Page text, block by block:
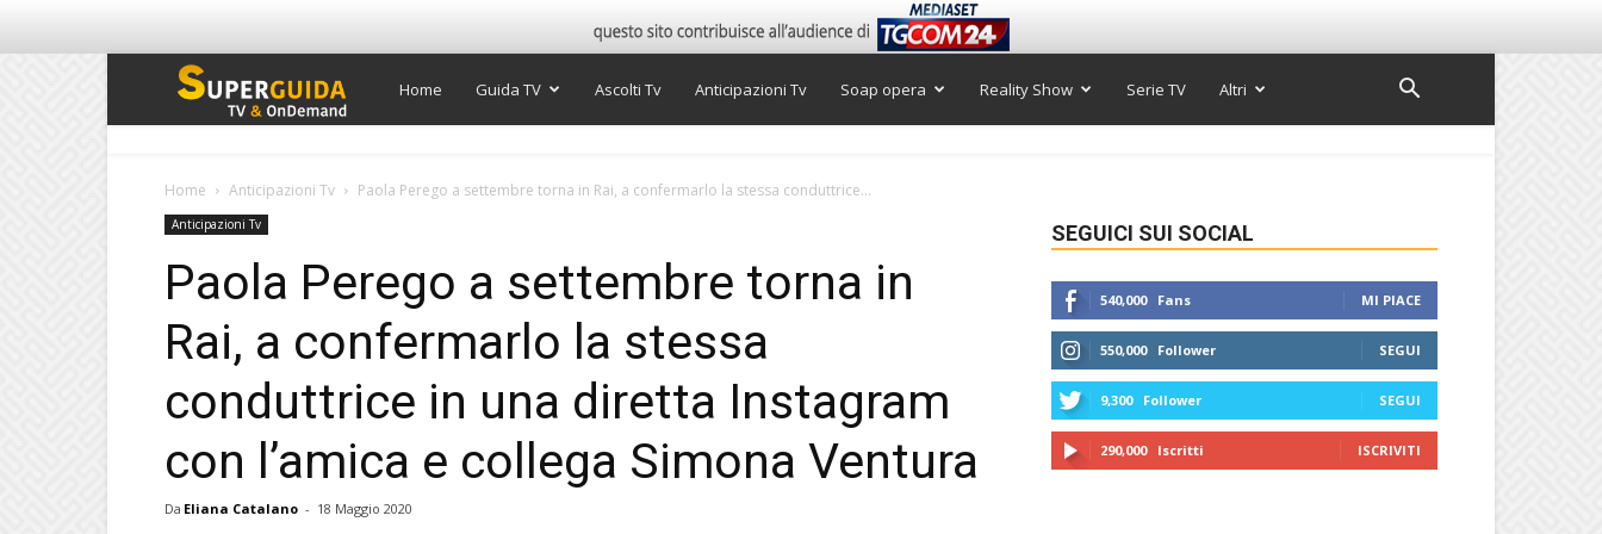
Super
Home Guida TV Ascolti Tv Anticipazioni Tv Soap opera Reality Show Serie TV Altri
Home Anticipazioni Tv Paola Perego a settembre torna in Rai, a confermarlo la stessa conduttrice...
Anticipazioni Tv
Paola Perego a settembre torna in
Rai, a confermarlo la stessa
conduttrice in una diretta Instagram
con l’amica e collega Simona Ventura
Da Eliana Catalano - 18 Maggio 2020
SEGUICI SUI SOCIAL
540,000 Fans MI PIACE
550,000 Follower SEGUI
9,300 Follower SEGUI
290,000 Iscritti ISCRIVITI